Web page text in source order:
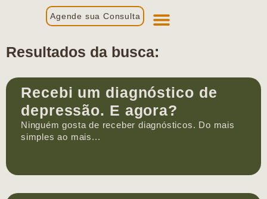
Agende sua Consulta
Resultados da busca:
Recebi um diagnóstico de
depressão. E agora?
Ninguém gosta de receber diagnósticos. Do mais
simples ao mais...